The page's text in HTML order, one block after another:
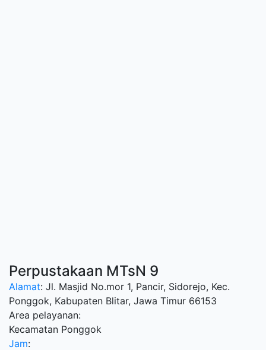
Perpustakaan MTsN 9
Alamat: Jl. Masjid No.mor 1, Pancir, Sidorejo, Kec.
Ponggok, Kabupaten Blitar, Jawa Timur 66153
Area pelayanan:
Kecamatan Ponggok
Jam: